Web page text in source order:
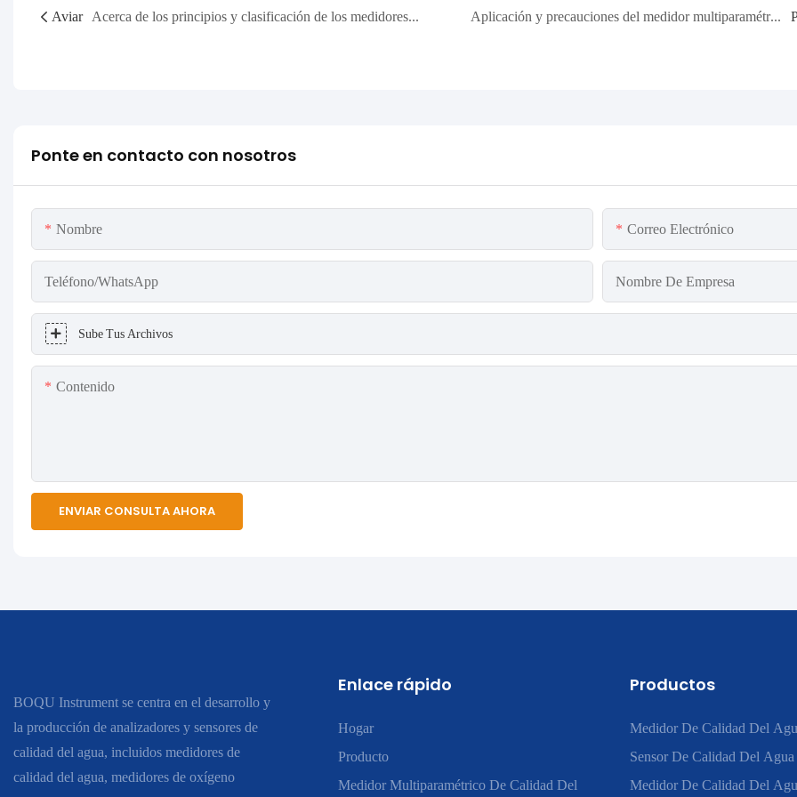
Aviar Acerca de los principios y clasificación de los medidores de oxígeno disuelto Aplicación y precauciones del medidor multiparamétrico de calidad del agua
Ponte en contacto con nosotros
Nombre Correo Electrónico
Teléfono/WhatsApp Nombre De Empresa
Sube Tus Archivos
Contenido
ENVIAR CONSULTA AHORA
BOQU Instrument se centra en el desarrollo y
la producción de analizadores y sensores de
calidad del agua, incluidos medidores de
calidad del agua, medidores de oxígeno
Enlace rápido
Hogar
Producto
Medidor Multiparamétrico De Calidad Del
Productos
Medidor De Calidad Del
Sensor De Calidad Del Agua
Medidor De Calidad Del